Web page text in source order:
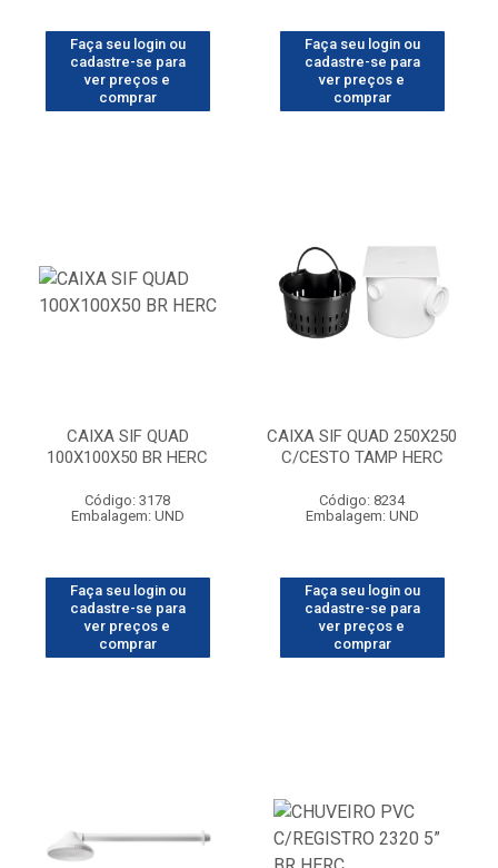
Faça seu login ou
cadastre-se para
ver preços e
comprar
Faça seu login ou
cadastre-se para
ver preços e
comprar
CAIXA SIF QUAD
100X100X50 BR HERC
Código: 3178
Embalagem: UND
Faça seu login ou
cadastre-se para
ver preços e
comprar
CAIXA SIF QUAD 250X250
C/CESTO TAMP HERC
Código: 8234
Embalagem: UND
Faça seu login ou
cadastre-se para
ver preços e
comprar